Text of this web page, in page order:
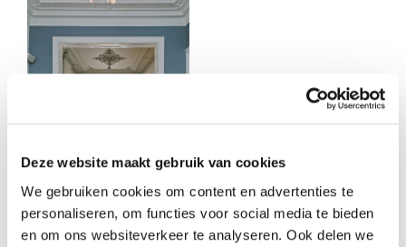
Deze website maakt gebruik van cookies
We gebruiken cookies om content en advertenties te
personaliseren, om functies voor social media te bieden
en om ons websiteverkeer te analyseren. Ook delen we